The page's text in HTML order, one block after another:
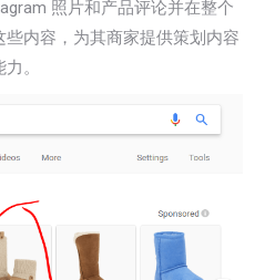
照片和产品评论并在整个
内容，为其商家提供策划内容
。